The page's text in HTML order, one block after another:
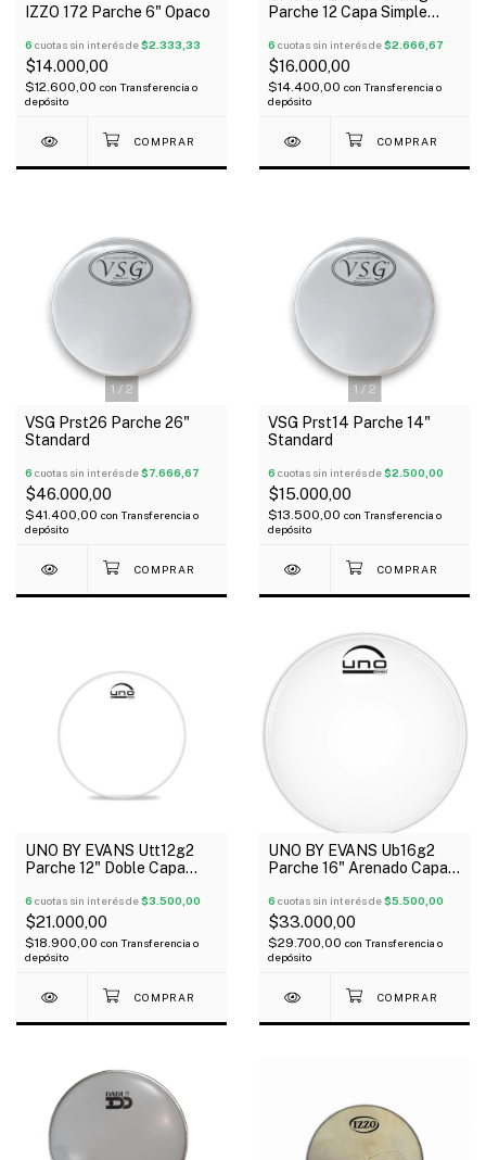
IZZO 172 Parche 6" Opaco
6 cuotas sin interés de$2.333,33
$14.000,00
$12.600,00 con Transferencia o
depósito
Parche 12 Capa Simple
6 cuotas sin interés de$2.666,67
$16.000,00
$14.400,00 con Transferencia o
depósito
1 / 2
VSG Prst26 Parche 26"
Standard
6 cuotas sin interés de$7.666,67
$46.000,00
$41.400,00 con Transferencia o
depósito
1 / 2
VSG Prst14 Parche 14"
Standard
6 cuotas sin interés de$2.500,00
$15.000,00
$13.500,00 con Transferencia o
depósito
UNO BY EVANS Utt12g2
Parche 12" Doble Capa
6 cuotas sin interés de$3.500,00
$21.000,00
$18.900,00 con Transferencia o
depósito
UNO BY EVANS Ub16g2
Parche 16" Arenado Capa
6 cuotas sin interés de$5.500,00
$33.000,00
$29.700,00 con Transferencia o
depósito